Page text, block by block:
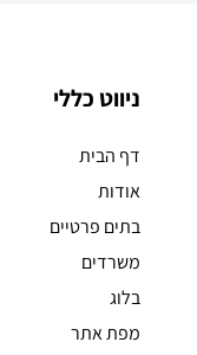
ניווט כללי
דף הבית
אודות
בתים פרטיים
משרדים
בלוג
מפת אתר